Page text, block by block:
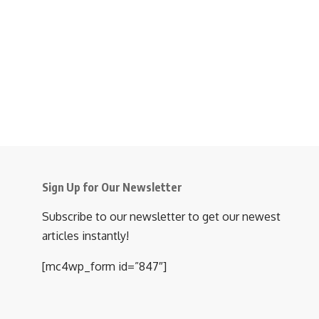
Sign Up for Our Newsletter
Subscribe to our newsletter to get our newest
articles instantly!
[mc4wp_form id=”847″]